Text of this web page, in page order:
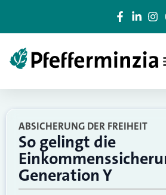
ABSICHERUNG DER FREIHEIT
So gelingt die
Generation Y